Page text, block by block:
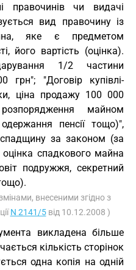
правочинів чи видачі
вид правочину із
яке є предметом
його вартість (оцінка).
1/2 частини
грн"; "Договір купівлі-
ціна продажу 100 000
майном
пенсії тощо)",
за законом (за
спадкового майна
подружжя, секретний
внесеними згідно з
N 2141/5від 10.12.2008 )
викладена більше
кількість сторінок
одна копія на одній